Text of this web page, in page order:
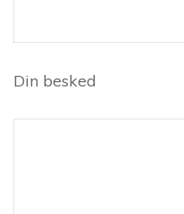
Din besked